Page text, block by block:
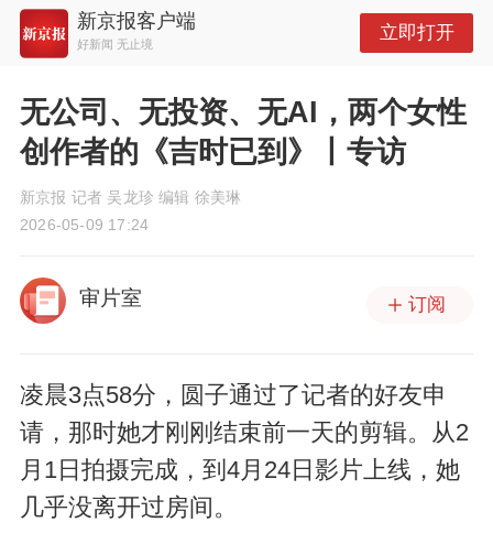
新京报客户端
好新闻 无止境
立即打开
无公司、无投资、无AI，两个女性
创作者的《吉时已到》丨专访
新京报 记者 吴龙珍 编辑 徐美琳
2026-05-09 17:24
审片室 订阅
凌晨3点58分，圆子通过了记者的好友申
请，那时她才刚刚结束前一天的剪辑。从2
月1日拍摄完成，到4月24日影片上线，她
几乎没离开过房间。